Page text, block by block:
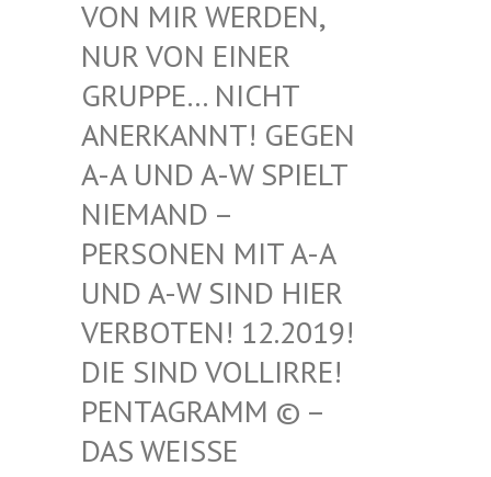
MIR WERDEN, NUR
VON EINER GRU
PPE… NICHT ANE
RKANNT! GEGEN A-A
UND A-W SPIELT NIE
MAND – PER
SONEN MIT A-A UND
A-W SIND HIER VER
BOTEN! 12.2019! DIE
SIND VOLLIRRE! PEN
TAGRAMM © – DAS
WEISSE PENT